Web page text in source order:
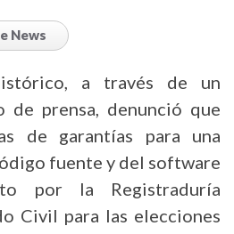
News
a través de un
de prensa, denunció que
de garantías para una
fuente y del software
por la Registraduría
Civil para las elecciones